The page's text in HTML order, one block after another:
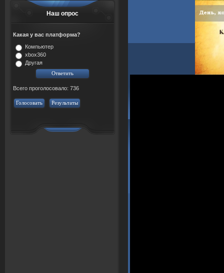
Наш опрос
Какая у вас платформа?
Компьютер
xbox360
Другая
Всего проголосовало: 736
Голосовать Результаты